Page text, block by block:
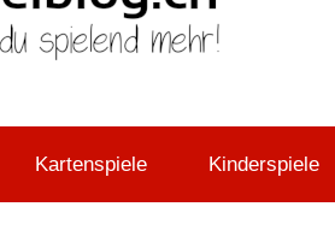
Kartenspiele Kinderspiele